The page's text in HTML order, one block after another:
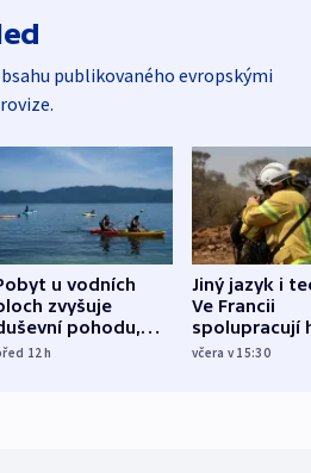
publikovaného evropskými
u vodních
zvyšuje
pohodu,
12h
Jiný jazyk i
Ve Francii
spolupracují
různých zemí
včera v 15:30